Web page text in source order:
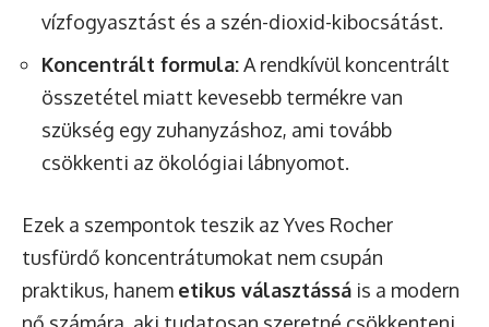
vízfogyasztást és a szén-dioxid-kibocsátást.
Koncentrált formula:A rendkívül koncentrált
összetétel miatt kevesebb termékre van
szükség egy zuhanyzáshoz, ami tovább
csökkenti az ökológiai lábnyomot.
Ezek a szempontok teszik az Yves Rocher
tusfürdő koncentrátumokat nem csupán
praktikus, hanem etikus választássá is a modern